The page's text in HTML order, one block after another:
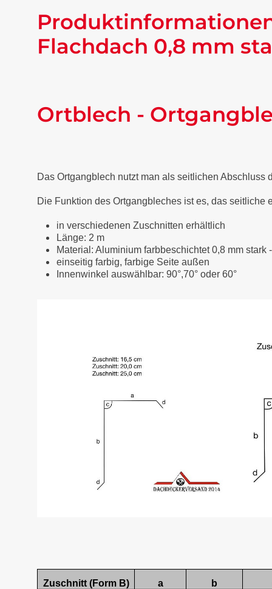
Flachdach 0,8 mm
Ortblech -
Das Ortgangblech nutzt man als seitlichen
Die Funktion des Ortgangbleches ist es, das
in verschiedenen Zuschnitten erhältlich
Länge: 2 m
Material: Aluminium farbbeschichtet 0,8 mm
einseitig farbig, farbige Seite außen
Innenwinkel auswählbar: 90°,70° oder 60°
Zuschnitt (Form B) a b